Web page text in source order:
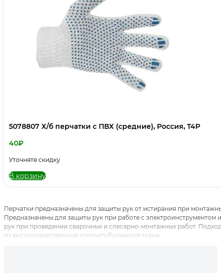
5078807 Х/б перчатки с ПВХ (средние), Россия, T4P
40₽
Уточняте скидку
В корзину
Перчатки предназначены для защиты рук от истирания при
Предназначены для защиты рук при работе с электроинструментом
рук при проведении сварочных и слесарно-монтажных работ.
из высококачественной хлопчатобумажной ткани.